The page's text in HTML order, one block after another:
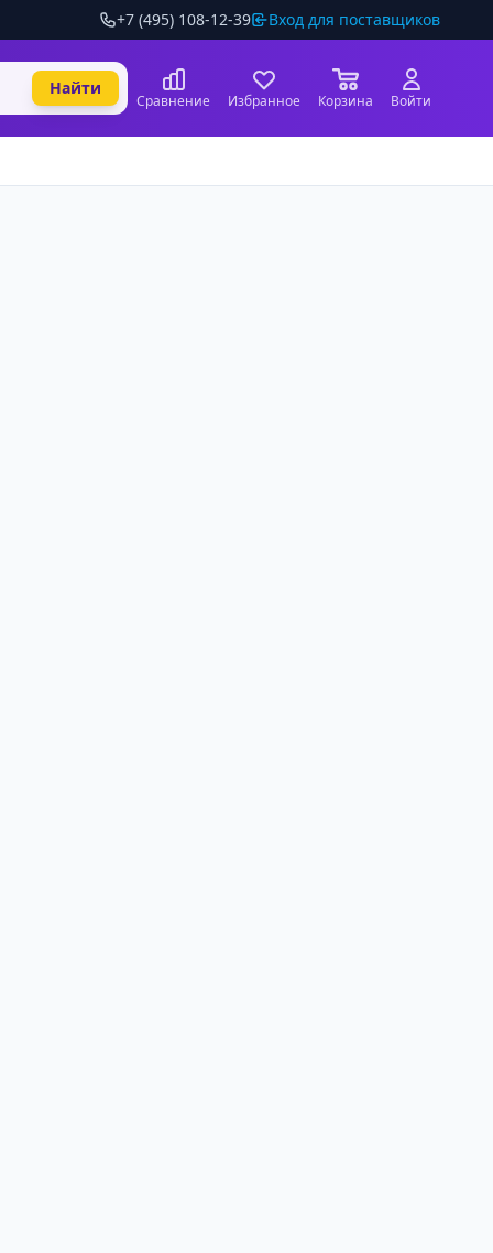
+7 (495) 108-12-39 Вход для поставщиков
Найти
Сравнение Избранное Корзина Войти